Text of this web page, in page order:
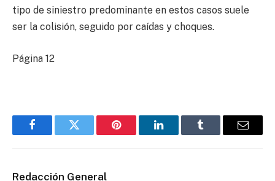
tipo de siniestro predominante en estos casos suele
ser la colisión, seguido por caídas y choques.
Página 12
FacebookTwitter Pinterest LinkedInTumblr Email
Redacción General